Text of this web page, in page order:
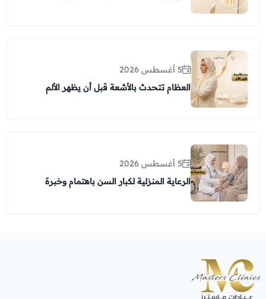
5 أغسطس 2026
العظام تتحدث بالأشعة قبل أن يظهر الألم
5 أغسطس 2026
الرعاية المنزلية لكبار السن باهتمام وخبرة